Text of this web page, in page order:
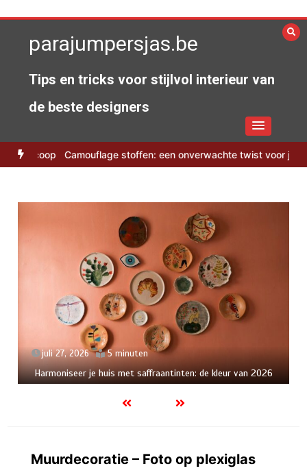
naar
inhoud
parajumpersjas.be
Tips en tricks voor stijlvol interieur van
de beste designers
Camouflage stoffen: een onverwachte twist voor je
juli 27, 2026 5 minuten
Harmoniseer je huis met saffraantinten: de kleur van 2026
Muurdecoratie – Foto op plexiglas